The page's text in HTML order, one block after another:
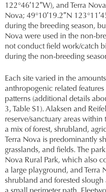
122°46′12″W), and Terra
Nova; 49°10′19.2″N
during the breeding season,
Nova were used in the non-
not conduct field work/catch
during the non-breeding
Each site varied in the
anthropogenic related
patterns (additional details
3, Table S1). Alaksen and
reserve/sanctuary areas within
a mix of forest, shrubland,
Terra Nova is predominantly
grasslands, and fields. The
Nova Rural Park, which also
a large playground, and Terra
shrubland and forested